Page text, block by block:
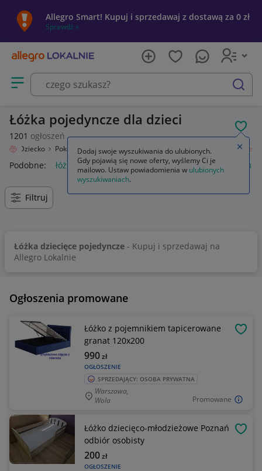
Allegro Smart! Kupuj i sprzedawaj z dostawą za 0 zł
Sprawdź »
Otwórz menu z kategoriami
szukaj
Łóżka pojedyncze dla dzieci
1201 ogłoszeń
Dziecko Pokój dziecięcy Meble Łóżka i kojce Łóżka pojedyncze
Podobne: łóżka pojedyncze łóżka pojedyncze z materacem
Filtruj
Łóżka dziecięce pojedyncze - Kupuj i sprzedawaj na
Allegro Lokalnie
Ogłoszenia promowane
Promowane
Łóżko z pojemnikiem tapicerowane
granat 120x200
OGŁOSZENIE
990zł
SPRZEDAJĄCY: OSOBA PRYWATNA
Warszawa,
Wola
Łóżko dziecięco-młodzieżowe Poznań
odbiór osobisty
OGŁOSZENIE
200zł
Dodaj swoje wyszukiwania do ulubionych.
Gdy pojawią się nowe oferty, wyślemy Ci je
mailowo. Ustaw powiadomienia w ulubionych
wyszukiwaniach.